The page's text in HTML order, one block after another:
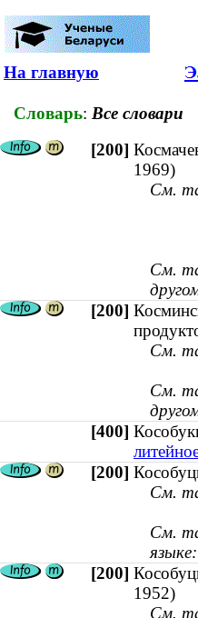
На главную
Словарь: Все словари
[200]
1969)
См.
См.
[200]
См.
См.
[400]
[200]
См.
См.
языке:
[200]
1952)
См.